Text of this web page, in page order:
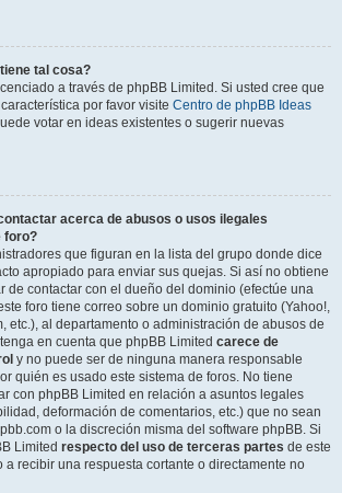
tal cosa?
a través de phpBB Limited. Si usted cree que
por favor visite Centro de phpBB Ideas
votar en ideas existentes o sugerir nuevas
acerca de abusos o usos ilegales
foro?
que figuran en la lista del grupo donde dice
apropiado para enviar sus quejas. Si así no obtiene
de contactar con el dueño del dominio (efectúe una
foro tiene correo sobre un dominio gratuito (Yahoo!,
etc.), al departamento o administración de abusos de
en cuenta que phpBB Limited carece de
y no puede ser de ninguna manera responsable
quién es usado este sistema de foros. No tiene
con phpBB Limited en relación a asuntos legales
deformación de comentarios, etc.) que no sean
o la discreción misma del software phpBB. Si
Limited respecto del uso de terceras partes de este
a recibir una respuesta cortante o directamente no